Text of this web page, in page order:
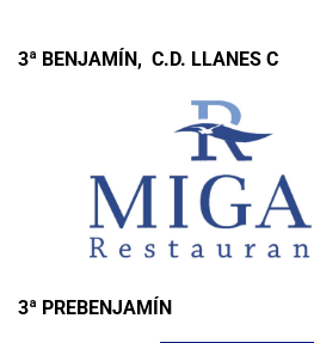
3ª BENJAMÍN, C.D. LLANES C
3ª PREBENJAMÍN